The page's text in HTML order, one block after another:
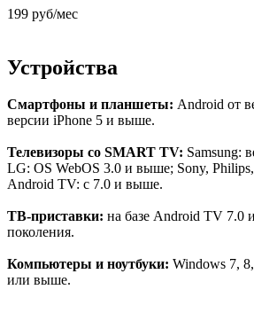
199 руб/мес
Устройства
Смартфоны и планшеты: Android от
версии iPhone 5 и выше.
Телевизоры со SMART TV: Samsung:
LG: OS WebOS 3.0 и выше; Sony, Philips,
Android TV: c 7.0 и выше.
ТВ-приставки: на базе Android TV
поколения.
Компьютеры и ноутбуки: Windows 7,
или выше.